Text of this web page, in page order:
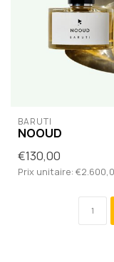
BARUTI
NOOUD
€130,00
Prix unitaire: